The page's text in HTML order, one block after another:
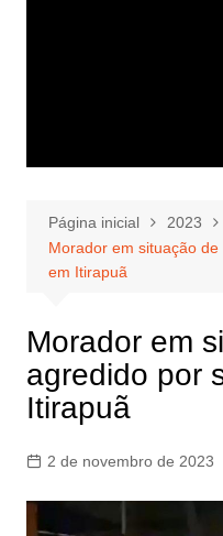
Página inicial 2023
Morador em situação
em Itirapuã
Morador em
agredido por
Itirapuã
2 de novembro de 2023